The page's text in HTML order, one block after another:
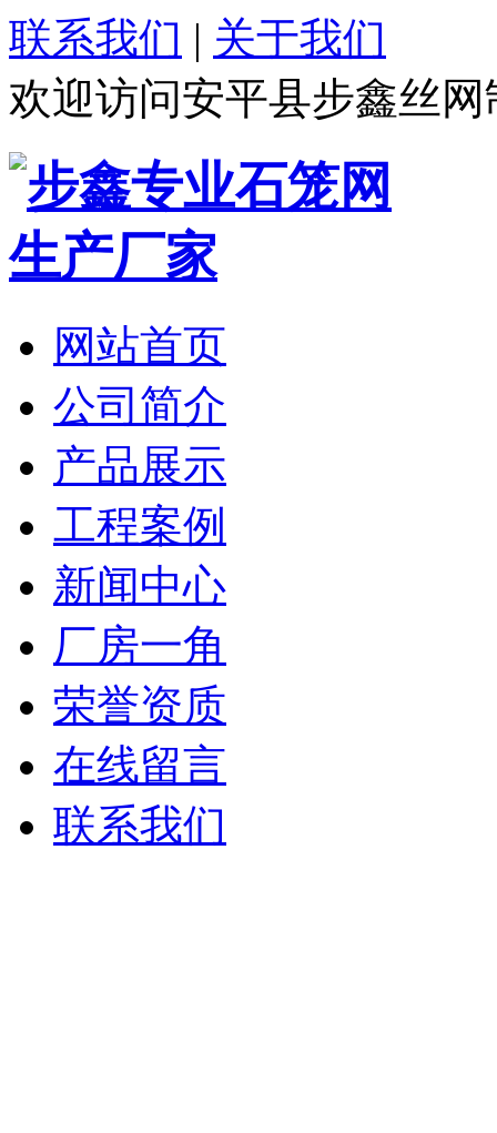
联系我们 | 关于我们
欢迎访问安平县步鑫丝
网站首页
公司简介
产品展示
工程案例
新闻中心
厂房一角
荣誉资质
在线留言
联系我们